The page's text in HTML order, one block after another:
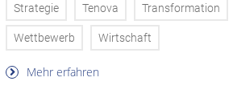
Strategie Tenova Transformation
Wettbewerb Wirtschaft
Mehr erfahren